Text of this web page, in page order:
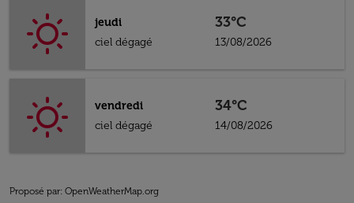
jeudi
ciel dégagé
33°C
13/08/2026
vendredi
ciel dégagé
34°C
14/08/2026
Proposé par: OpenWeatherMap.org